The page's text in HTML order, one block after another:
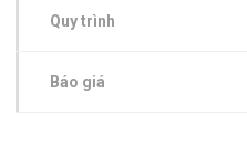
Quy trình
Báo giá